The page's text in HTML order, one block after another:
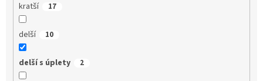
kratší 17
delší 10
delší s úplety 2